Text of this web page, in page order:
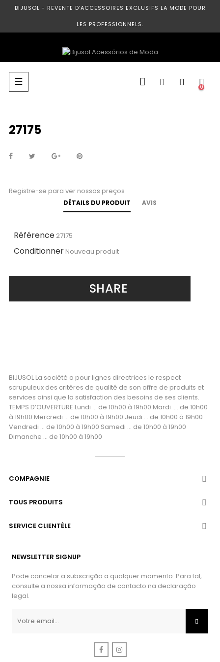
BIJUSOL - REVENTE D’ACCESSOIRES EXCLUSIFS LA MODE POUR
LES PROFESSIONNELS.
Basculer
la
☰ 0
27175
Registre-se para ver nossos preços
DÉTAILS DU PRODUIT AVIS
Référence 27175
Conditionner Nouveau produit
SHARE
BIJUSOL La société a pour lignes directrices le respect
scrupuleux des critères de qualité de son offre de produits et
services ainsi que la satisfaction des besoins de ses clients.
TEMPS D’OUVERTURE Lundi ... de 10h00 à 19h00 Mardi .... de 10h00
à 19h00 Mercredi ... de 10h00 à 19h00 Jeudi ... de 10h00 à 19h00
Vendredi ... de 10h00 à 19h00 Samedi ... de 10h00 à 19h00
Dimanche ... de 10h00 à 19h00
COMPAGNIE 
TOUS PRODUITS 
SERVICE CLIENTÈLE 
NEWSLETTER SIGNUP
Pode cancelar a subscrição a qualquer momento. Para tal,
consulte a nossa informação de contacto na declaração
legal.
Facebook